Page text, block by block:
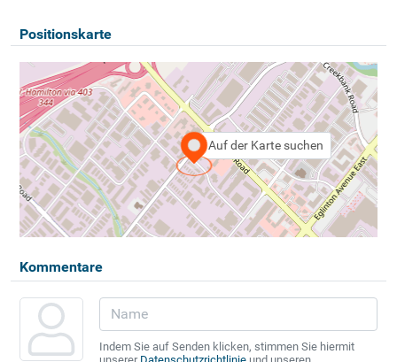
Positionskarte
Auf der Karte suchen
Kommentare
Indem Sie auf Senden klicken, stimmen Sie hiermit